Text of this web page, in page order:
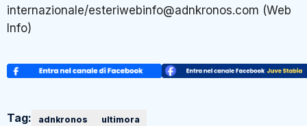
internazionale/esteriwebinfo@adnkronos.com (Web
Info)
Tag: adnkronos ultimora